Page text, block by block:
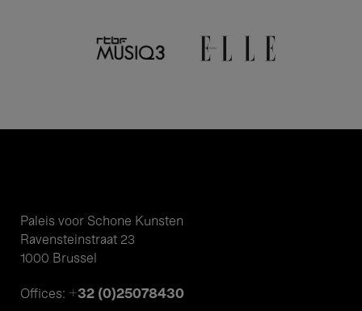
Paleis voor Schone Kunsten
Ravensteinstraat 23
1000 Brussel
Offices: +32 (0)25078430